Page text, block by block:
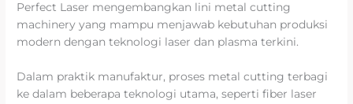
Perfect Laser mengembangkan lini metal cutting
machinery yang mampu menjawab kebutuhan produksi
modern dengan teknologi laser dan plasma terkini.
Dalam praktik manufaktur, proses metal cutting terbagi
ke dalam beberapa teknologi utama, seperti fiber laser